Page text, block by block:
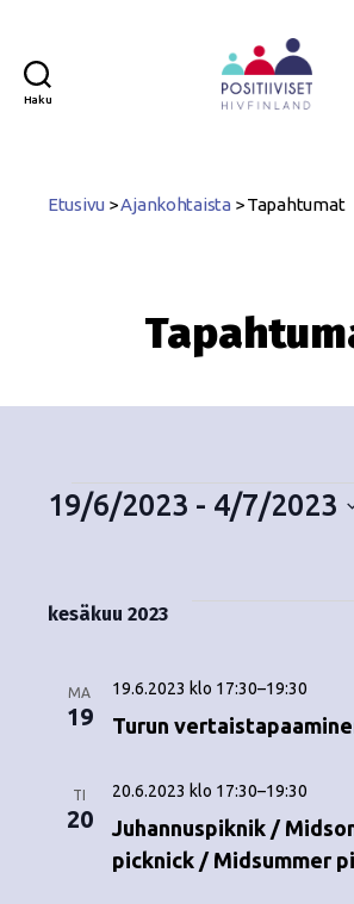
Haku
Etusivu >Ajankohtaista >Tapahtumat
19/6/2023 - 4/7/2023
i
kesäkuu 2023
MA
19 Turun
19.6.2023 klo 17:30–19:30
TI
20
Juhannuspiknik /
picknick / Midsummer
20.6.2023 klo 17:30–19:30